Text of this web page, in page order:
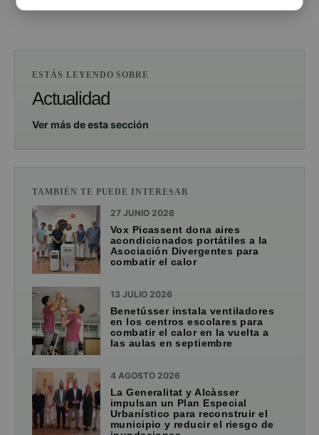
ESTÁS LEYENDO SOBRE
Actualidad
Ver más de esta sección
TAMBIÉN TE PUEDE INTERESAR
27 JUNIO 2026
Vox Picassent dona aires
acondicionados portátiles a la
Asociación Divergentes para
combatir el calor
13 JULIO 2026
Benetússer instala ventiladores
en los centros escolares para
combatir el calor en la vuelta a
las aulas en septiembre
4 AGOSTO 2026
La Generalitat y Alcàsser
impulsan un Plan Especial
Urbanístico para reconstruir el
municipio y reducir el riesgo de